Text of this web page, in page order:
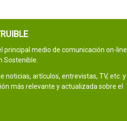
principal medio de comunicación on-line
Sostenible.
noticias, artículos, entrevistas, TV, etc. y
más relevante y actualizada sobre el